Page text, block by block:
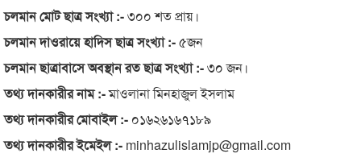
চলমান মোট ছাত্র সংখ্যা :-৩০০ শত প্রায়।
চলমান দাওরায়ে হাদিস ছাত্র সংখ্যা :-৫জন
চলমান ছাত্রাবাসে অবস্থান রত ছাত্র সংখ্যা :-৩০ জন।
তথ্য দানকারীর নাম :-মাওলানা মিনহাজুল ইসলাম
তথ্য দানকারীর মোবাইল :- ০১৬২৬১৬৭১৮৯
তথ্য দানকারীর ইমেইল :- minhazulislamjp@gmail.com